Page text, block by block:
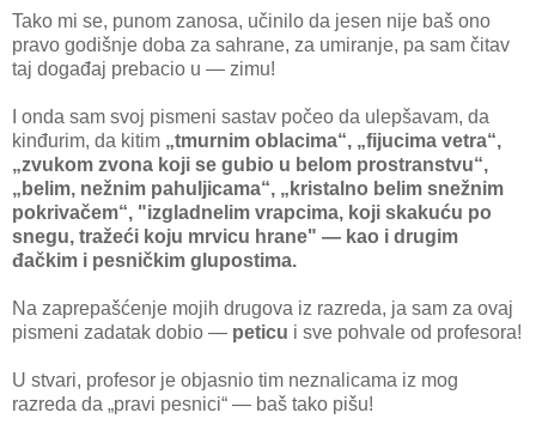
Tako mi se, punom zanosa, učinilo da jesen nije baš ono
pravo godišnje doba za sahrane, za umiranje, pa sam čitav
taj događaj prebacio u — zimu!
I onda sam svoj pismeni sastav počeo da ulepšavam, da
kinđurim, da kitim „tmurnim oblacima“, „fijucima vetra“,
„zvukom zvona koji se gubio u belom prostranstvu“,
„belim, nežnim pahuljicama“, „kristalno belim snežnim
pokrivačem“, "izgladnelim vrapcima, koji skakuću po
snegu, tražeći koju mrvicu hrane" — kao i drugim
đačkim i pesničkim glupostima.
Na zaprepašćenje mojih drugova iz razreda, ja sam za ovaj
pismeni zadatak dobio — peticu i sve pohvale od profesora!
U stvari, profesor je objasnio tim neznalicama iz mog
razreda da „pravi pesnici“ — baš tako pišu!